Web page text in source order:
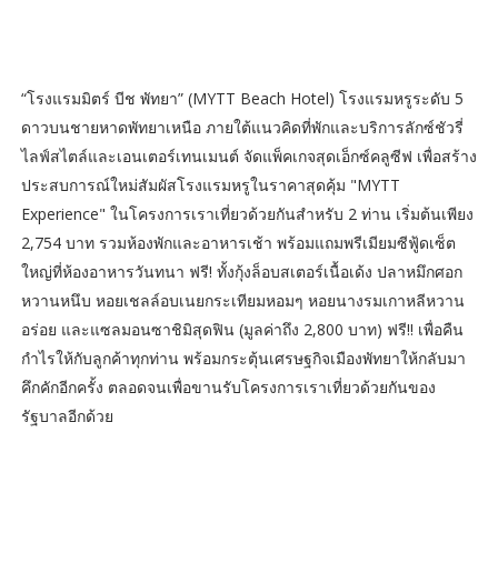
“โรงแรมมิตร์ บีช พัทยา” (MYTT Beach Hotel) โรงแรมหรูระดับ 5
ดาวบนชายหาดพัทยาเหนือ ภายใต้แนวคิดที่พักและบริการลักซ์ชัวรี่
ไลฟ์สไตล์และเอนเตอร์เทนเมนต์ จัดแพ็คเกจสุดเอ็กซ์คลูซีฟ เพื่อสร้าง
ประสบการณ์ใหม่สัมผัสโรงแรมหรูในราคาสุดคุ้ม "MYTT
Experience" ในโครงการเราเที่ยวด้วยกันสำหรับ 2 ท่าน เริ่มต้นเพียง
2,754 บาท รวมห้องพักและอาหารเช้า พร้อมแถมพรีเมียมซีฟู้ดเซ็ต
ใหญ่ที่ห้องอาหารวันทนา ฟรี! ทั้งกุ้งล็อบสเตอร์เนื้อเด้ง ปลาหมึกศอก
หวานหนึบ หอยเชลล์อบเนยกระเทียมหอมๆ หอยนางรมเกาหลีหวาน
อร่อย และแซลมอนซาชิมิสุดฟิน (มูลค่าถึง 2,800 บาท) ฟรี!! เพื่อคืน
กำไรให้กับลูกค้าทุกท่าน พร้อมกระตุ้นเศรษฐกิจเมืองพัทยาให้กลับมา
คึกคักอีกครั้ง ตลอดจนเพื่อขานรับโครงการเราเที่ยวด้วยกันของ
รัฐบาลอีกด้วย